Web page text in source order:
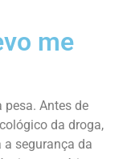
me
Antes de
da droga,
segurança da